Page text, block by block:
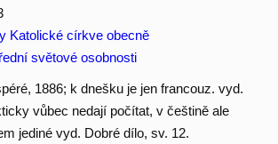
Katolické církve obecně
světové osobnosti
1886; k dnešku je jen francouz. vyd.
vůbec nedají počítat, v češtině ale
jediné vyd. Dobré dílo, sv. 12.